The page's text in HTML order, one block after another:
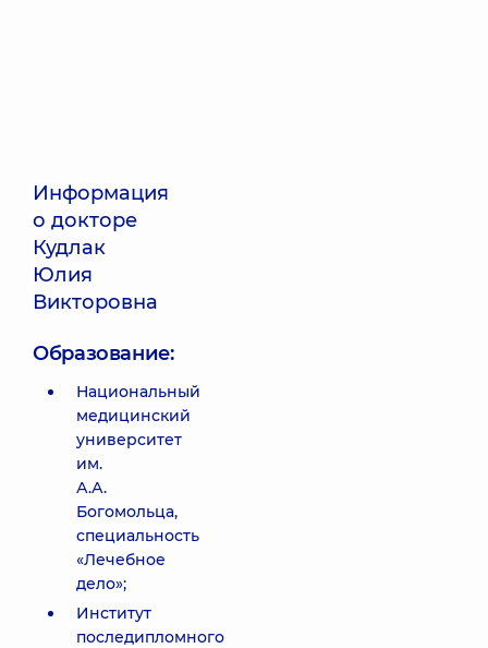
Информация
о докторе
Кудлак
Юлия
Викторовна
Образование:
Национальный
медицинский
университет
им.
А.А.
Богомольца,
специальность
«Лечебное
дело»;
Институт
последипломного